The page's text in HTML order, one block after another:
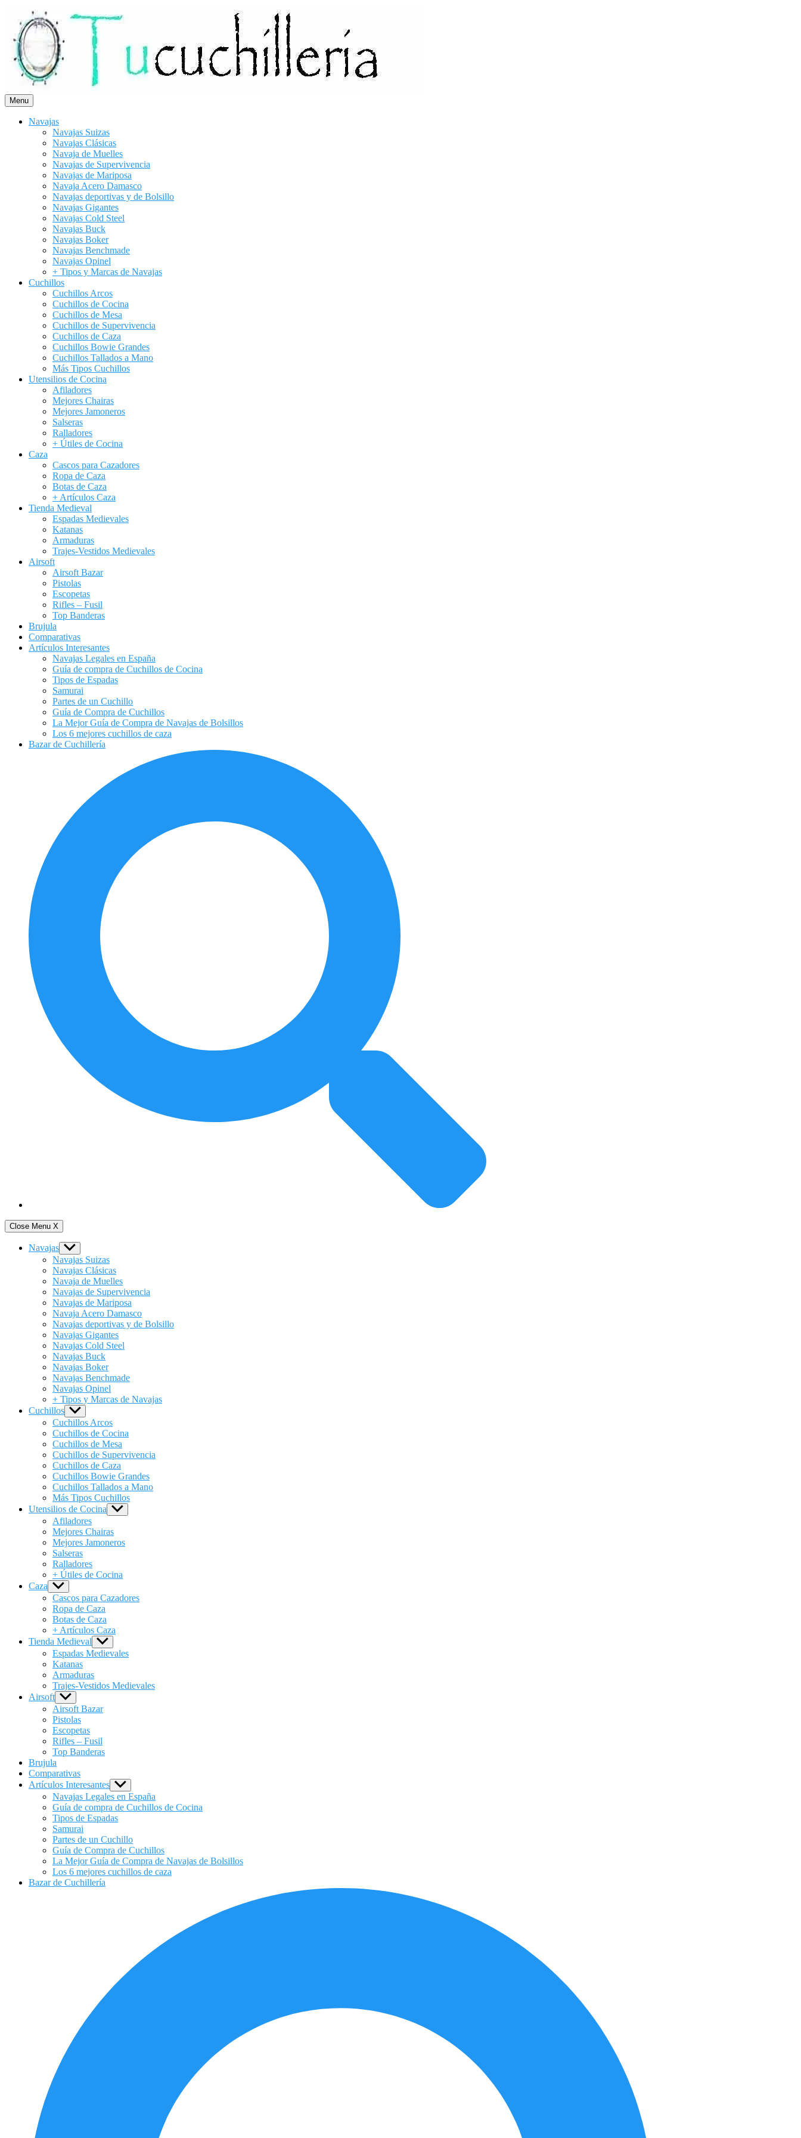
contenido
Menu
Navajas
Navajas Suizas
Navajas Clásicas
Navaja de Muelles
Navajas de Supervivencia
Navajas de Mariposa
Navaja Acero Damasco
Navajas deportivas y de Bolsillo
Navajas Gigantes
Navajas Cold Steel
Navajas Buck
Navajas Boker
Navajas Benchmade
Navajas Opinel
+ Tipos y Marcas de Navajas
Cuchillos
Cuchillos Arcos
Cuchillos de Cocina
Cuchillos de Mesa
Cuchillos de Supervivencia
Cuchillos de Caza
Cuchillos Bowie Grandes
Cuchillos Tallados a Mano
Más Tipos Cuchillos
Utensilios de Cocina
Afiladores
Mejores Chairas
Mejores Jamoneros
Salseras
Ralladores
+ Útiles de Cocina
Caza
Cascos para Cazadores
Ropa de Caza
Botas de Caza
+ Artículos Caza
Tienda Medieval
Espadas Medievales
Katanas
Armaduras
Trajes-Vestidos Medievales
Airsoft
Airsoft Bazar
Pistolas
Escopetas
Rifles – Fusil
Top Banderas
Brujula
Comparativas
Artículos Interesantes
Navajas Legales en España
Guía de compra de Cuchillos de Cocina
Tipos de Espadas
Samurai
Partes de un Cuchillo
Guía de Compra de Cuchillos
La Mejor Guía de Compra de Navajas de Bolsillos
Los 6 mejores cuchillos de caza
Bazar de Cuchillería
Close Menu X
Navajas Show
sub
menu
Navajas Suizas
Navajas Clásicas
Navaja de Muelles
Navajas de Supervivencia
Navajas de Mariposa
Navaja Acero Damasco
Navajas deportivas y de Bolsillo
Navajas Gigantes
Navajas Cold Steel
Navajas Buck
Navajas Boker
Navajas Benchmade
Navajas Opinel
+ Tipos y Marcas de Navajas
Cuchillos Show
sub
menu
Cuchillos Arcos
Cuchillos de Cocina
Cuchillos de Mesa
Cuchillos de Supervivencia
Cuchillos de Caza
Cuchillos Bowie Grandes
Cuchillos Tallados a Mano
Más Tipos Cuchillos
Utensilios de Cocina Show
sub
Afiladores
Mejores Chairas
Mejores Jamoneros
Salseras
Ralladores
+ Útiles de Cocina
Caza Show
sub
menu
Cascos para Cazadores
Ropa de Caza
Botas de Caza
+ Artículos Caza
Tienda Medieval Show
sub
menu
Espadas Medievales
Katanas
Armaduras
Trajes-Vestidos Medievales
Airsoft Show
sub
menu
Airsoft Bazar
Pistolas
Escopetas
Rifles – Fusil
Top Banderas
Brujula
Comparativas
Artículos Interesantes Show
sub
menu
Navajas Legales en España
Guía de compra de Cuchillos de Cocina
Tipos de Espadas
Samurai
Partes de un Cuchillo
Guía de Compra de Cuchillos
La Mejor Guía de Compra de Navajas de Bolsillos
Los 6 mejores cuchillos de caza
Bazar de Cuchillería